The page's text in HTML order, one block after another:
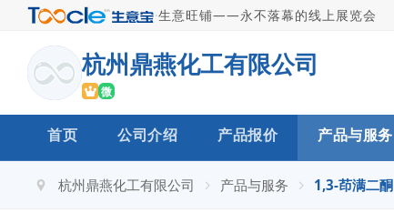
·生意旺铺——永不落幕的线上展览会
杭州鼎燕化工有限公司
微
首页 公司介绍 产品报价 产品与服务
杭州鼎燕化工有限公司 产品与服务 1,3-茚满二酮